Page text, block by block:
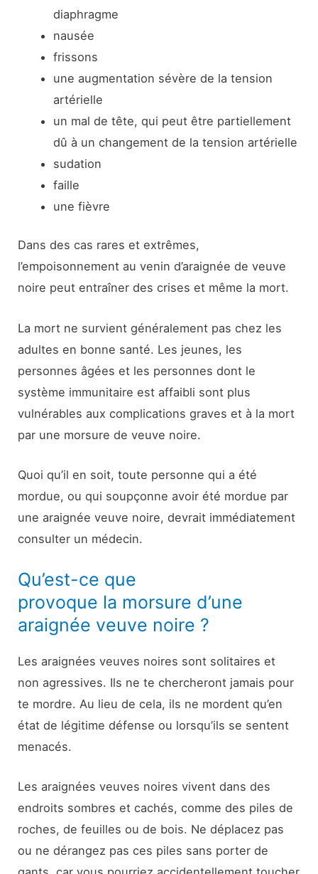
diaphragme
nausée
frissons
une augmentation sévère de la tension
artérielle
un mal de tête, qui peut être partiellement
dû à un changement de la tension artérielle
sudation
faille
une fièvre
Dans des cas rares et extrêmes,
l’empoisonnement au venin d’araignée de veuve
noire peut entraîner des crises et même la mort.
La mort ne survient généralement pas chez les
adultes en bonne santé. Les jeunes, les
personnes âgées et les personnes dont le
système immunitaire est affaibli sont plus
vulnérables aux complications graves et à la mort
par une morsure de veuve noire.
Quoi qu’il en soit, toute personne qui a été
mordue, ou qui soupçonne avoir été mordue par
une araignée veuve noire, devrait immédiatement
consulter un médecin.
Qu’est-ce que
provoque la morsure d’une
araignée veuve noire ?
Les araignées veuves noires sont solitaires et
non agressives. Ils ne te chercheront jamais pour
te mordre. Au lieu de cela, ils ne mordent qu’en
état de légitime défense ou lorsqu’ils se sentent
menacés.
Les araignées veuves noires vivent dans des
endroits sombres et cachés, comme des piles de
roches, de feuilles ou de bois. Ne déplacez pas
ou ne dérangez pas ces piles sans porter de